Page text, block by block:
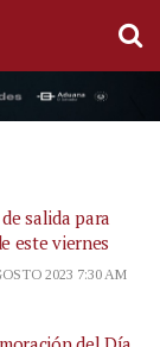
salida para
este viernes
2023 7:30 AM